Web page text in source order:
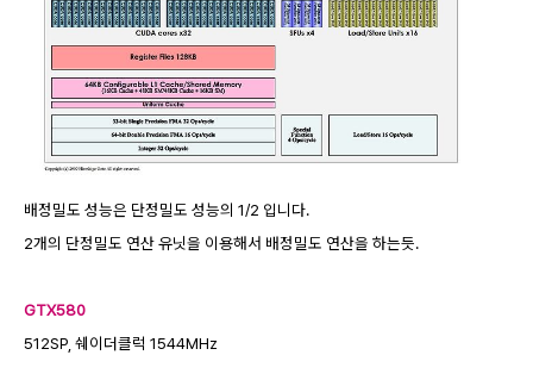
배정밀도 성능은 단정밀도 성능의 1/2 입니다.
2개의 단정밀도 연산 유닛을 이용해서 배정밀도 연산을 하는듯.
GTX580
512SP, 쉐이더클럭 1544MHz